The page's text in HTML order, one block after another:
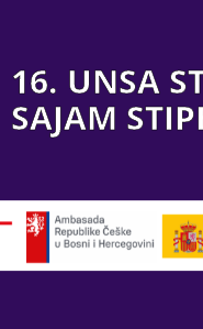
16. UNSA
SAJAM